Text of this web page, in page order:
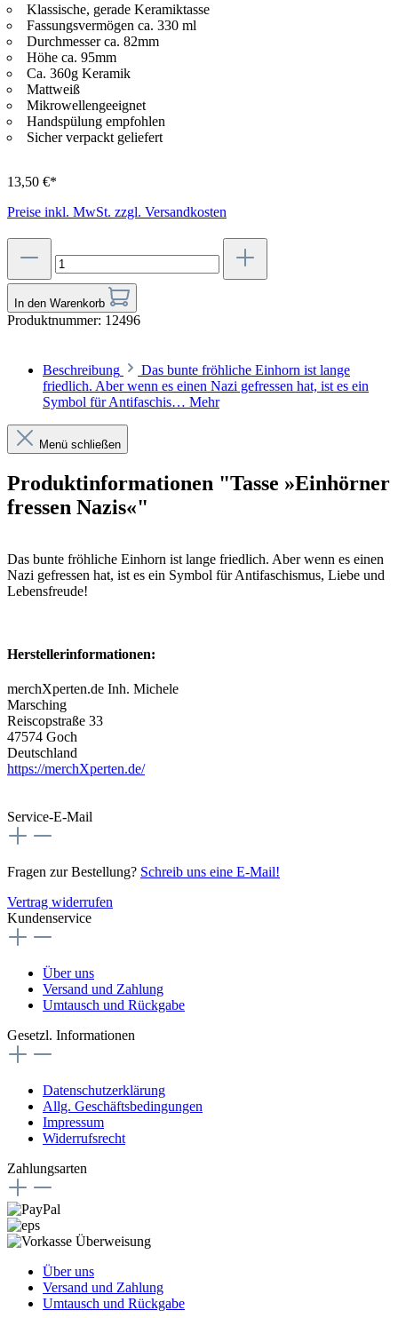
Klassische, gerade Keramiktasse
Fassungsvermögen ca. 330 ml
Durchmesser ca. 82mm
Höhe ca. 95mm
Ca. 360g Keramik
Mattweiß
Mikrowellengeeignet
Handspülung empfohlen
Sicher verpackt geliefert
13,50 €*
Preise inkl. MwSt. zzgl. Versandkosten
In den Warenkorb
Produktnummer: 12496
Beschreibung
Das bunte fröhliche Einhorn ist lange
friedlich. Aber wenn es einen Nazi gefressen hat, ist es ein
Symbol für Antifaschis… Mehr
Menü schließen
Produktinformationen "Tasse »Einhörner
fressen Nazis«"
Das bunte fröhliche Einhorn ist lange friedlich. Aber wenn es einen
Nazi gefressen hat, ist es ein Symbol für Antifaschismus, Liebe und
Lebensfreude!
Herstellerinformationen:
merchXperten.de Inh. Michele
Marsching
Reiscopstraße 33
47574 Goch
Deutschland
https://merchXperten.de/
Service-E-Mail
Fragen zur Bestellung? Schreib uns eine E-Mail!
Vertrag widerrufen
Kundenservice
Über uns
Versand und Zahlung
Umtausch und Rückgabe
Gesetzl. Informationen
Datenschutzerklärung
Allg. Geschäftsbedingungen
Impressum
Widerrufsrecht
Zahlungsarten
Über uns
Versand und Zahlung
Umtausch und Rückgabe